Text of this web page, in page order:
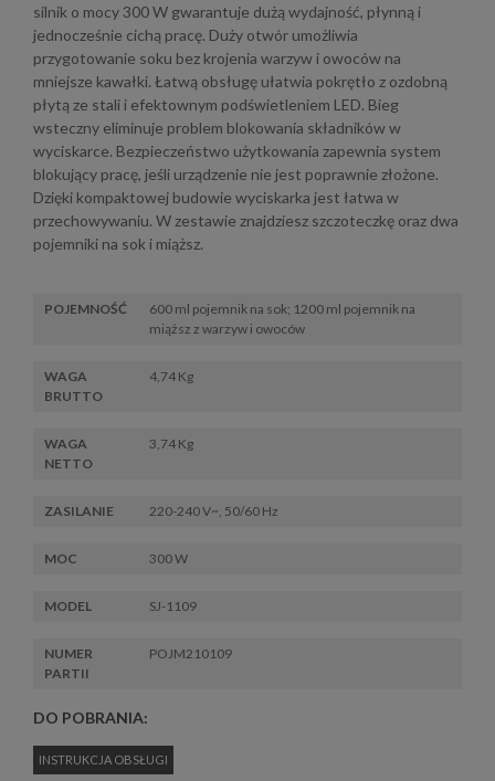
silnik o mocy 300 W gwarantuje dużą wydajność, płynną i
jednocześnie cichą pracę. Duży otwór umożliwia
przygotowanie soku bez krojenia warzyw i owoców na
mniejsze kawałki. Łatwą obsługę ułatwia pokrętło z ozdobną
płytą ze stali i efektownym podświetleniem LED. Bieg
wsteczny eliminuje problem blokowania składników w
wyciskarce. Bezpieczeństwo użytkowania zapewnia system
blokujący pracę, jeśli urządzenie nie jest poprawnie złożone.
Dzięki kompaktowej budowie wyciskarka jest łatwa w
przechowywaniu. W zestawie znajdziesz szczoteczkę oraz dwa
pojemniki na sok i miąższ.
POJEMNOŚĆ
600 ml pojemnik na sok; 1200 ml pojemnik na
miąższ z warzyw i owoców
WAGA
BRUTTO
4,74 Kg
WAGA
NETTO
3,74 Kg
ZASILANIE 220-240 V~, 50/60 Hz
MOC 300 W
MODEL SJ-1109
NUMER
PARTII
POJM210109
DO POBRANIA:
INSTRUKCJA OBSŁUGI